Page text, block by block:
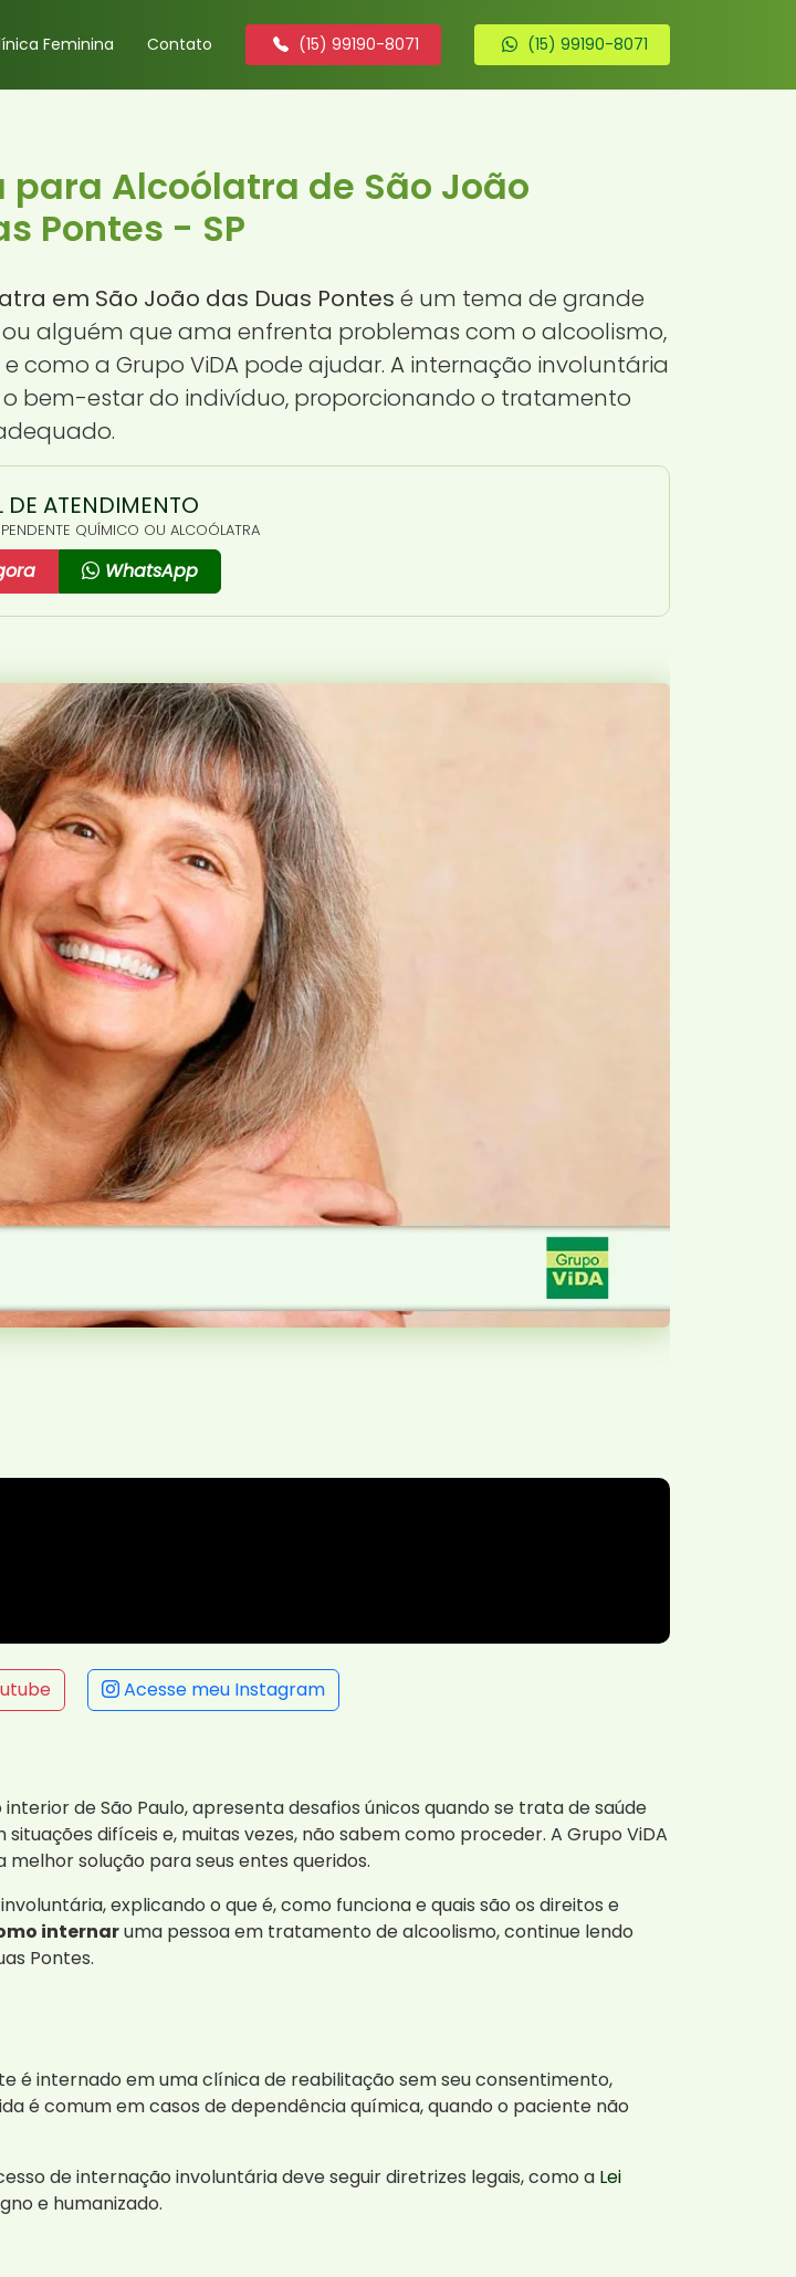
Feminina Contato (15) 99190-8071 (15) 99190-8071
Alcoólatra de São João
Pontes - SP
em São João das Duas Pontes é um tema de grande
alguém que ama enfrenta problemas com o alcoolismo,
como a Grupo ViDA pode ajudar. A internação involuntária
bem-estar do indivíduo, proporcionando o tratamento
DE ATENDIMENTO
QUÍMICO OU ALCOÓLATRA
WhatsApp
Acesse meu Instagram
de São Paulo, apresenta desafios únicos quando se trata de saúde
difíceis e, muitas vezes, não sabem como proceder. A Grupo ViDA
solução para seus entes queridos.
explicando o que é, como funciona e quais são os direitos e
internaruma pessoa em tratamento de alcoolismo, continue lendo
Pontes.
é internado em uma clínica de reabilitação sem seu consentimento,
é comum em casos de dependência química, quando o paciente não
de internação involuntária deve seguir diretrizes legais, como a Lei
e humanizado.